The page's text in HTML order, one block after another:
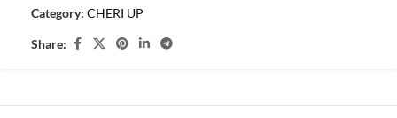
Category: CHERI UP
Share: